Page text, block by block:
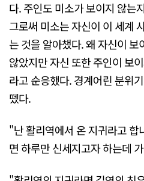
다. 주인도 미소가 보이지 않는
그로써 미소는 자신이 이 세계
는 것을 알아챘다. 왜 자신이
않았지만 자신 또한 주인이 보
라고 순응했다. 경계어린 분위
뗐다.
"난 활리역에서 온 지귀라고 합
면 하루만 신세지고자 하는데